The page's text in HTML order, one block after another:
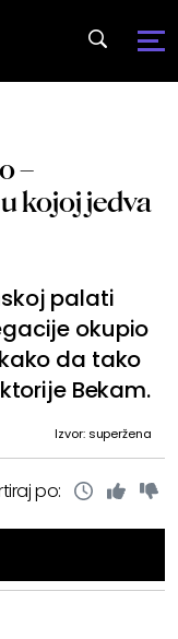
–
kojoj jedva
palati
okupio
da tako
Bekam.
Izvor: superžena
po: